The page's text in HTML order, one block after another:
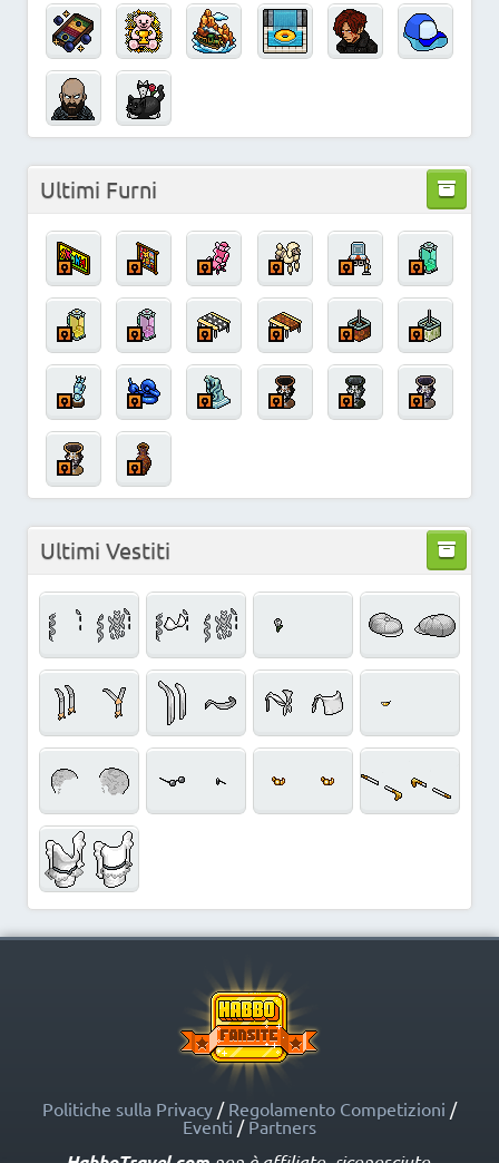
Ultimi Furni
Ultimi Vestiti
Politiche sulla Privacy / Regolamento Competizioni /
Eventi / Partners